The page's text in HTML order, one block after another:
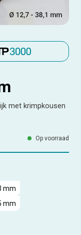
met krimpkousen
Op voorraad
mm
mm